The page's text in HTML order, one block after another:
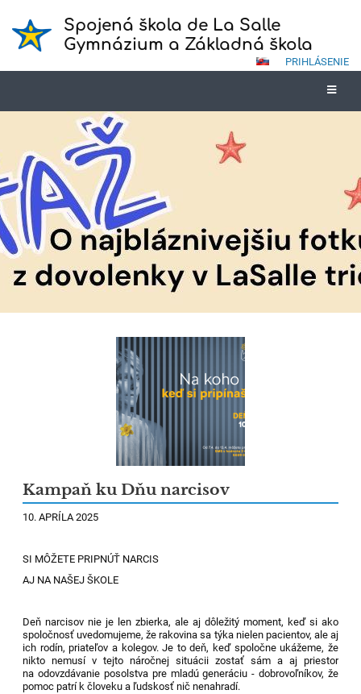
Spojená škola de La Salle
Gymnázium a Základná škola
PRIHLÁSENIE
Kampaň ku Dňu narcisov
10. APRÍLA 2025
SI MÔŽETE PRIPNÚŤ NARCIS
AJ NA NAŠEJ ŠKOLE
Deň narcisov nie je len zbierka, ale aj dôležitý moment, keď si ako
spoločnosť uvedomujeme, že rakovina sa týka nielen pacientov, ale aj
ich rodín, priateľov a kolegov. Je to deň, keď spoločne ukážeme, že
nikto nemusí v tejto náročnej situácii zostať sám a aj priestor
na odovzdávanie posolstva pre mladú generáciu - dobrovoľníkov, že
pomoc patrí k človeku a ľudskosť nič nenahradí.